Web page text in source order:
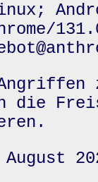
die